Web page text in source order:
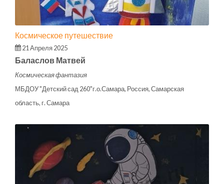
Космическое путешествие
21 Апреля 2025
Баласлов Матвей
Космическая фантазия
МБДОУ "Детский сад 260"г.о.Самара, Россия, Самарская
область, г. Самара